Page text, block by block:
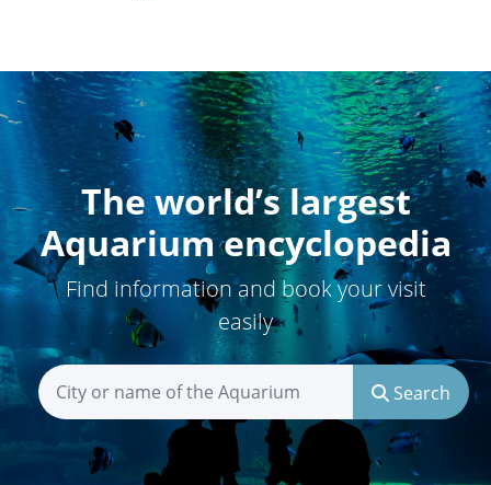
The world’s largest
Aquarium encyclopedia
Find information and book your visit
easily
Search